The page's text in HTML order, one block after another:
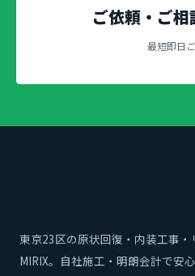
ご依頼・ご
最短即日
東京23区の原状回復・内装工事
MIRIX。自社施工・明朗会計で安